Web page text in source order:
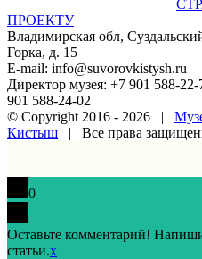
ПРОЕКТУ
Владимирская обл,
Горка, д. 15
E-mail: info@suvorovkistysh.ru
Директор музея: +7 901 588-
901 588-24-02
© Copyright 2016 - 2026 |
Кистыш | Все права
0
Оставьте комментарий!
статьи.x